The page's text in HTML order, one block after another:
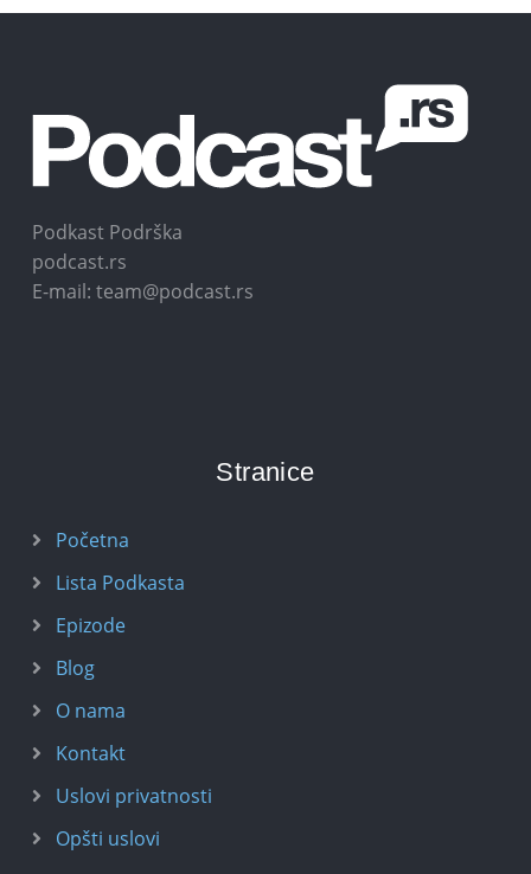
Podkast Podrška
podcast.rs
E-mail: team@podcast.rs
Stranice
Početna
Lista Podkasta
Epizode
Blog
O nama
Kontakt
Uslovi privatnosti
Opšti uslovi